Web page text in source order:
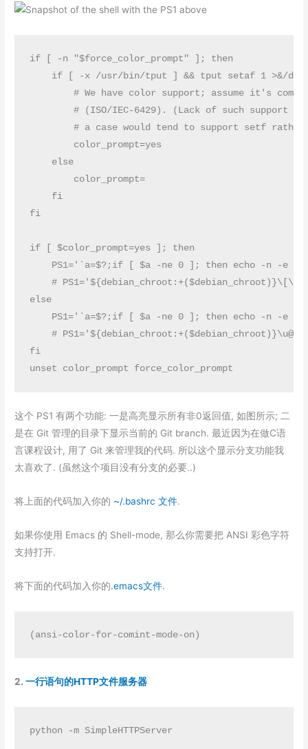
if [ -n "$force_color_prompt" ]; then
if [ -x /usr/bin/tput ] && tput setaf 1 >&/
    else
    fi
fi
if [ $color_prompt=yes ]; then
PS1='`a=$?;if [ $a -ne 0 ]; then echo -n -e
#
else
PS1='`a=$?;if [ $a -ne 0 ]; then echo -n -e
#
fi
这个 PS1 有两个功能: 一是高亮显示所有非0返回值, 如图所示; 二
是在 Git 管理的目录下显示当前的 Git branch. 最近因为在做C语
言课程设计, 用了 Git 来管理我的代码. 所以这个显示分支功能我
太喜欢了. (虽然这个项目没有分支的必要..)
将上面的代码加入你的 ~/.bashrc 文件.
如果你使用 Emacs 的 Shell-mode, 那么你需要把 ANSI 彩色字符
支持打开.
将下面的代码加入你的.emacs文件.
(ansi-color-for-comint-mode-on)
2.一行语句的HTTP文件服务器
python -m SimpleHTTPServer